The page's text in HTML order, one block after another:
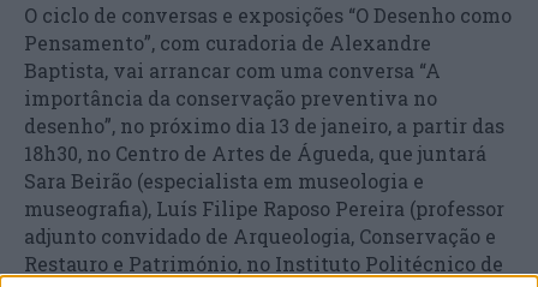
O ciclo de conversas e exposições “O Desenho como
Pensamento”, com curadoria de Alexandre
Baptista, vai arrancar com uma conversa “A
importância da conservação preventiva no
desenho”, no próximo dia 13 de janeiro, a partir das
18h30, no Centro de Artes de Águeda, que juntará
Sara Beirão (especialista em museologia e
museografia), Luís Filipe Raposo Pereira (professor
adjunto convidado de Arqueologia, Conservação e
Restauro e Património, no Instituto Politécnico de